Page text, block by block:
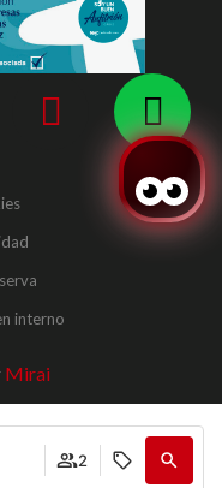
2
interno
Mirai